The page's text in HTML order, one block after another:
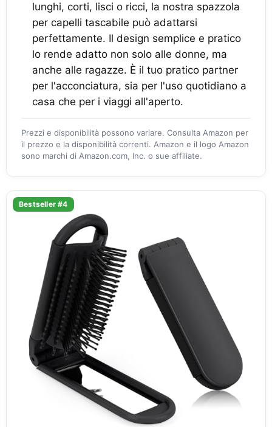
lunghi, corti, lisci o ricci, la nostra spazzola
per capelli tascabile può adattarsi
perfettamente. Il design semplice e pratico
lo rende adatto non solo alle donne, ma
anche alle ragazze. È il tuo pratico partner
per l'acconciatura, sia per l'uso quotidiano a
casa che per i viaggi all'aperto.
Prezzi e disponibilità possono variare. Consulta Amazon per
il prezzo e la disponibilità correnti. Amazon e il logo Amazon
sono marchi di Amazon.com, Inc. o sue affiliate.
Bestseller #4